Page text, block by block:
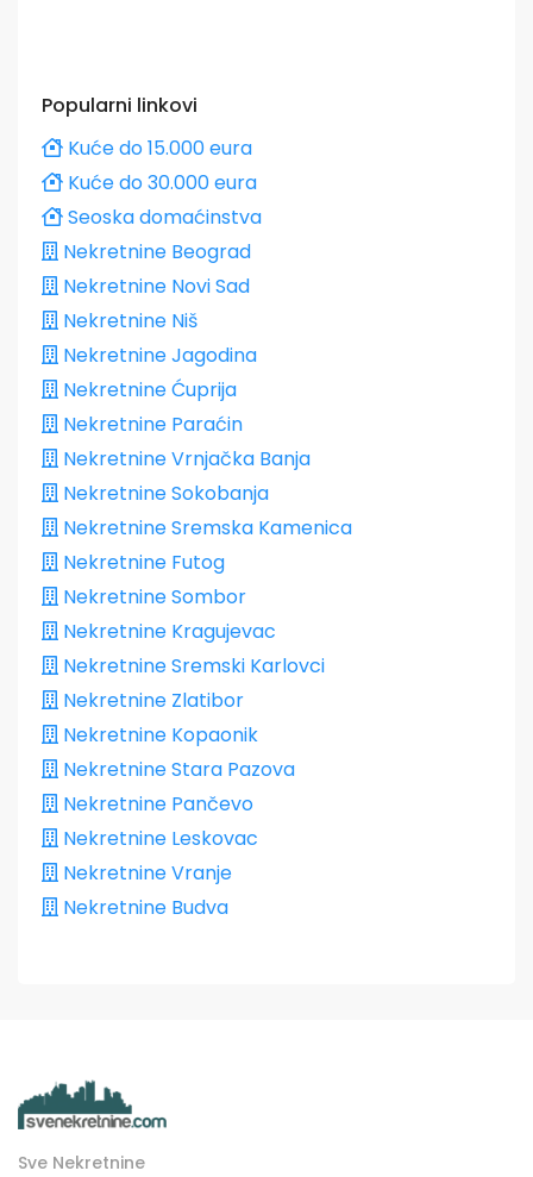
Popularni linkovi
Kuće do 15.000 eura
Kuće do 30.000 eura
Seoska domaćinstva
Nekretnine Beograd
Nekretnine Novi Sad
Nekretnine Niš
Nekretnine Jagodina
Nekretnine Ćuprija
Nekretnine Paraćin
Nekretnine Vrnjačka Banja
Nekretnine Sokobanja
Nekretnine Sremska Kamenica
Nekretnine Futog
Nekretnine Sombor
Nekretnine Kragujevac
Nekretnine Sremski Karlovci
Nekretnine Zlatibor
Nekretnine Kopaonik
Nekretnine Stara Pazova
Nekretnine Pančevo
Nekretnine Leskovac
Nekretnine Vranje
Nekretnine Budva
Sve Nekretnine